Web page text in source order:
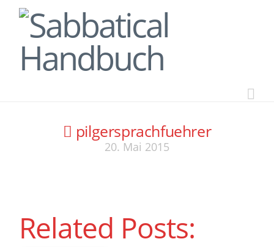
pilgersprachfuehrer
20. Mai 2015
Related Posts: